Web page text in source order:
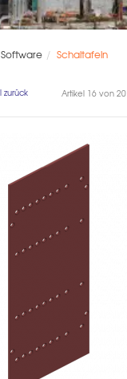
Schaltafeln
zurück Artikel 16 von 20